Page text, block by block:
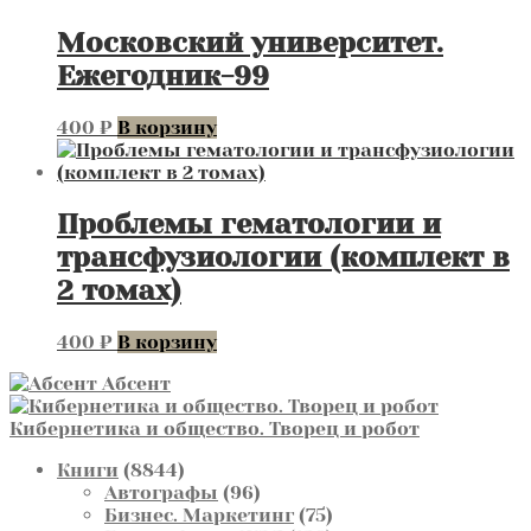
Московский университет.
Ежегодник-99
400 ₽ В корзину
Проблемы гематологии и
трансфузиологии (комплект в
2 томах)
400 ₽ В корзину
Абсент
Кибернетика и общество. Творец и робот
Книги 88448844
товара
Автографы 9696
товаров
Бизнес. Маркетинг 7575